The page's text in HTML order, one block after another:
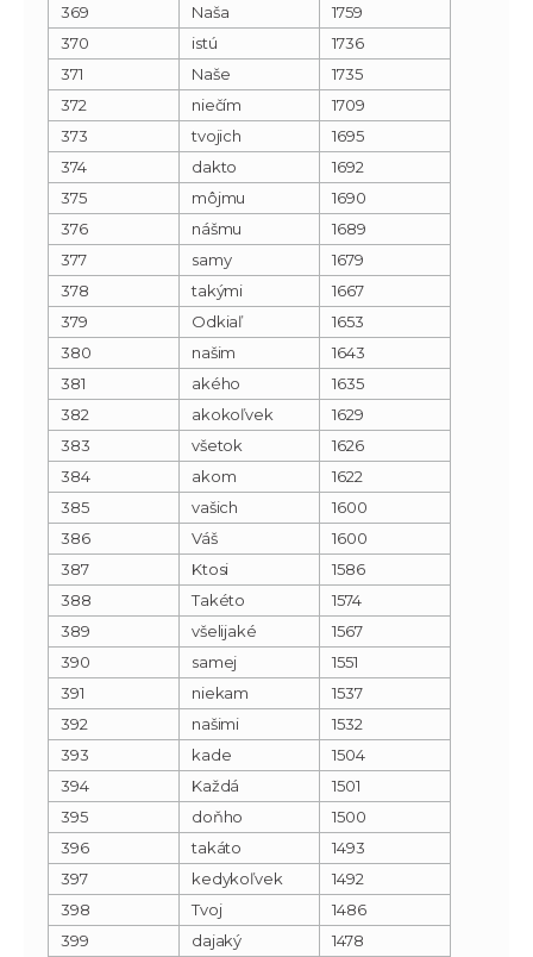
369
Naša
1759
370
istú
1736
371
Naše
1735
372
niečím
1709
373
tvojich
1695
374
dakto
1692
375
môjmu
1690
376
nášmu
1689
377
samy
1679
378
takými
1667
379
Odkiaľ
1653
380
našim
1643
381
akého
1635
382
akokoľvek
1629
383
všetok
1626
384
akom
1622
385
vašich
1600
386
Váš
1600
387
Ktosi
1586
388
Takéto
1574
389
všelijaké
1567
390
samej
1551
391
niekam
1537
392
našimi
1532
393
kade
1504
394
Každá
1501
395
doňho
1500
396
takáto
1493
397
kedykoľvek
1492
398
Tvoj
1486
399
dajaký
1478